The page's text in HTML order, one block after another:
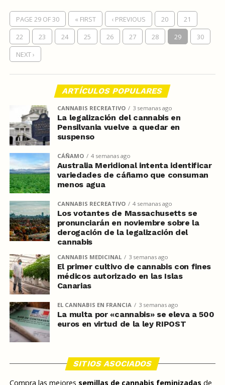
PAGE 29 OF 30 « FIRST ‹ PREVIOUS 20
21
22
23 24 25 26 27 28 29
30
NEXT ›
ARTÍCULOS POPULARES
CANNABIS RECREATIVO 3 semanas ago
La legalización del cannabis en
Pensilvania vuelve a quedar en
suspenso
CÁÑAMO 4 semanas ago
Australia Meridional intenta identificar
variedades de cáñamo que consuman
menos agua
CANNABIS RECREATIVO 4 semanas ago
Los votantes de Massachusetts se
pronunciarán en noviembre sobre la
derogación de la legalización del
cannabis
CANNABIS MEDICINAL 3 semanas ago
El primer cultivo de cannabis con fines
médicos autorizado en las Islas
Canarias
EL CANNABIS EN FRANCIA 3 semanas ago
La multa por «cannabis» se eleva a 500
euros en virtud de la ley RIPOST
SITIOS ASOCIADOS
Compra las mejores semillas de cannabis feminizadas de